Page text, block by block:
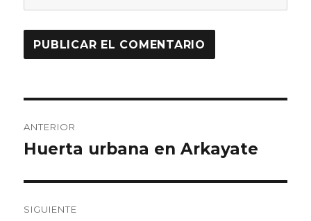
de
ANTERIOR
Entrada
Huerta urbana en Arkayate
SIGUIENTE